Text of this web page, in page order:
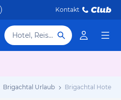
Kontakt
Hotel, Reiseziel
Brigachtal Urlaub Brigachtal Hotels